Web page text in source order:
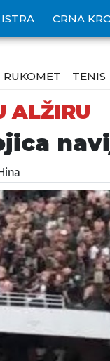
ISTRA CRNA
RUKOMET TENIS
ALŽIRU